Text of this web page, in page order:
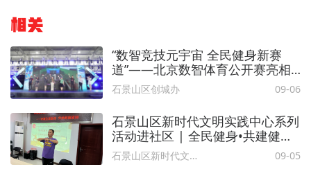
相关
“数智竞技元宇宙 全民健身新赛
道”——北京数智体育公开赛亮相
2023年服贸会
石景山区创城办 09-06
石景山区新时代文明实践中心系列
活动进社区 | 全民健身•共建健康
家园
石景山区新时代文明实践中心 09-05